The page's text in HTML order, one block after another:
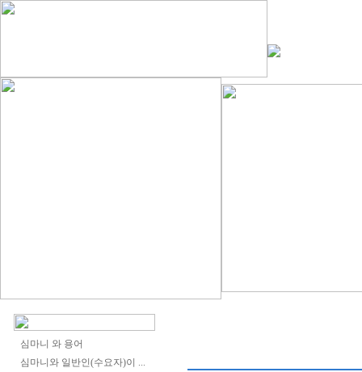
심마니 와 용어
심마니와 일반인(수요자)이 ...